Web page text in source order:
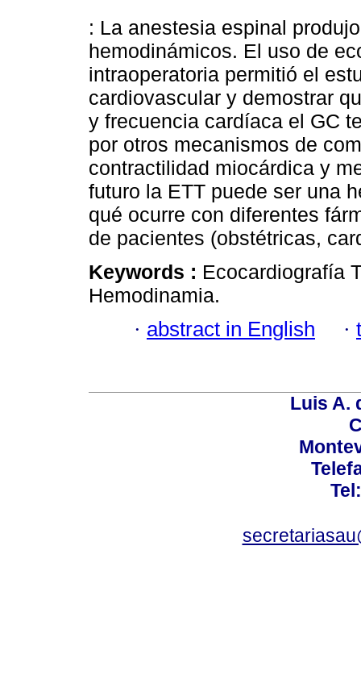
: La anestesia espinal
hemodinámicos. El uso de
intraoperatoria permitió el
cardiovascular y demostrar
y frecuencia cardíaca el GC
por otros mecanismos de
contractilidad miocárdica y
futuro la ETT puede ser una
qué ocurre con diferentes
de pacientes (obstétricas,
Keywords : Ecocardiografía
Hemodinamia.
· abstract in English ·
Luis A.